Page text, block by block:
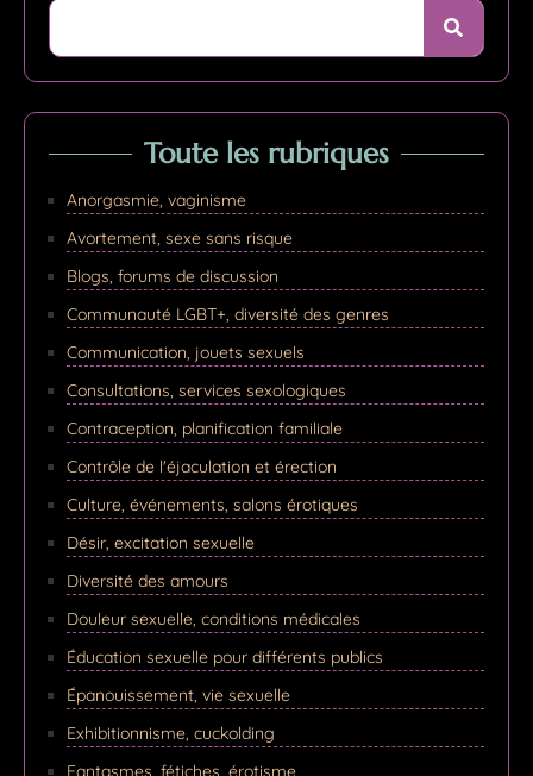
Toute les rubriques
Anorgasmie, vaginisme
Avortement, sexe sans risque
Blogs, forums de discussion
Communauté LGBT+, diversité des genres
Communication, jouets sexuels
Consultations, services sexologiques
Contraception, planification familiale
Contrôle de l'éjaculation et érection
Culture, événements, salons érotiques
Désir, excitation sexuelle
Diversité des amours
Douleur sexuelle, conditions médicales
Éducation sexuelle pour différents publics
Épanouissement, vie sexuelle
Exhibitionnisme, cuckolding
Fantasmes, fétiches, érotisme